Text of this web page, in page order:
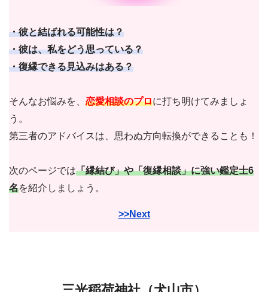
・彼と結ばれる可能性は？
・彼は、私をどう思っている？
・復縁できる見込みはある？
そんなお悩みを、 恋愛相談のプロに打ち明けてみましょ
う。
第三者のアドバイスは、思わぬ方向転換ができることも！
次のページでは「縁結び」や「復縁相談」に強い鑑定士6
名を紹介しましょう。
>>Next